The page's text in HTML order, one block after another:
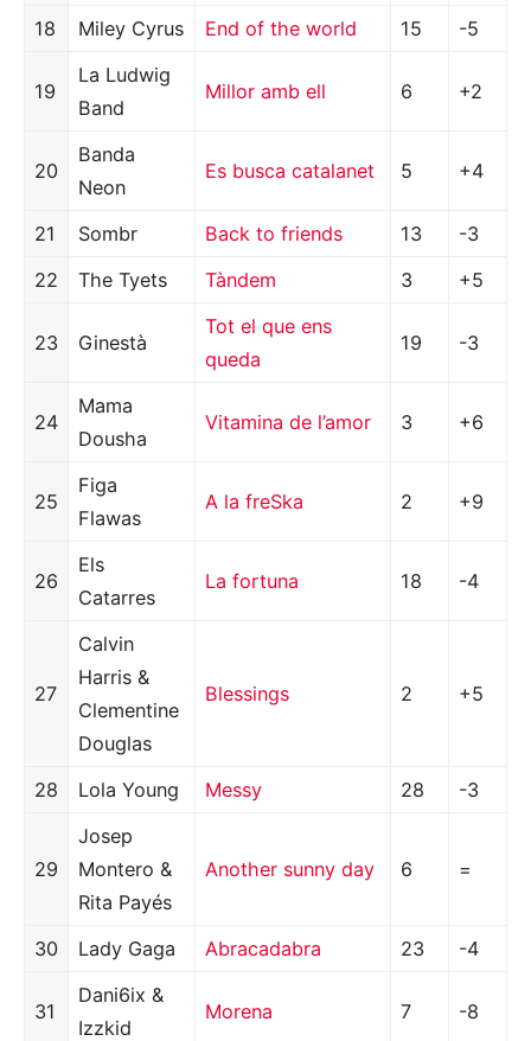
18 Miley Cyrus End of the world 15 -5
19
La Ludwig
Band
Millor amb ell 6 +2
20
Banda
Neon
Es busca catalanet 5 +4
21 Sombr Back to friends 13
-3
22
The Tyets Tàndem 3 +5
23 Ginestà
Tot el que ens
queda
19 -3
24
Mama
Dousha
Vitamina de l’amor 3 +6
25
Figa
Flawas
A la freSka 2 +9
26
Els
Catarres
La fortuna 18 -4
27
Calvin
Harris &
Clementine
Douglas
Blessings 2 +5
28 Lola Young Messy 28 -3
29
Josep
Montero &
Rita Payés
Another sunny day 6 =
30 Lady Gaga Abracadabra 23 -4
31
Dani6ix &
Izzkid
Morena 7 -8